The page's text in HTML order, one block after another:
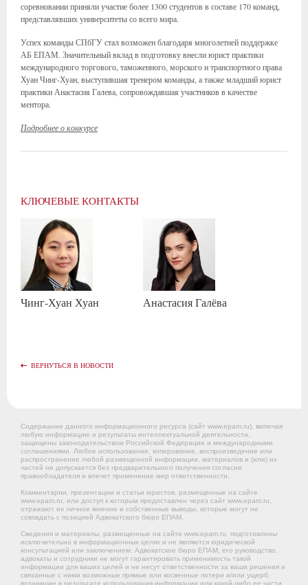
соревновании приняли участие более 1300 студентов в составе 170 команд,
представлявших университеты со всего мира.
Успех команды СПбГУ стал возможен благодаря многолетней поддержке
АБ ЕПАМ. Значительный вклад в подготовку внесли юрист практики
международного торгового, таможенного, морского и транспортного права
Хуан Чинг-Хуан, выступившая тренером команды, а также младший юрист
практики Анастасия Галева, сопровождавшая участников в качестве
ментора.
Подробнее о конкурсе
КЛЮЧЕВЫЕ КОНТАКТЫ
Чинг-Хуан Хуан АнастасияГалёва
ВЕРНУТЬСЯ В НОВОСТИ
Содержание данного информационного ресурса (сайт www.epam.ru), включая
любую информацию и результаты интеллектуальной деятельности,
защищены законодательством Российской Федерации и международными
соглашениями. Любое использование, копирование, воспроизведение или
распространение любой размещенной информации, материалов и (или) их
частей не допускается без предварительного получения согласия
правообладателя и влечет применение мер ответственности.
Комментарии, презентации и статьи юристов, размещенные на сайте
www.epam.ru, или доступ к которым предоставлен через сайт www.epam.ru,
отражают их личное мнение и собственные выводы, которые могут не
совпадать с позицией Адвокатского бюро ЕПАМ.
Сведения и материалы, размещенные на сайте www.epam.ru, подготовлены
исключительно в информационных целях и не являются юридической
консультацией или заключением. Адвокатское бюро ЕПАМ, его руководство,
адвокаты и сотрудники не могут гарантировать применимость такой
информации для ваших целей и не несут ответственности за ваши решения и
связанные с ними возможные прямые или косвенные потери и/или ущерб,
возникшие в результате использования информации или какой-либо ее части,